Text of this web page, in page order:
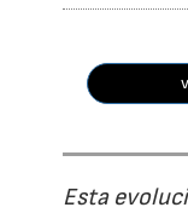
Esta